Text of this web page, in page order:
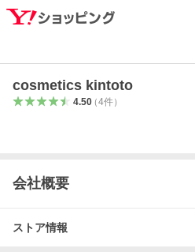
cosmetics kintoto
4.50（4件）
会社概要
ストア情報